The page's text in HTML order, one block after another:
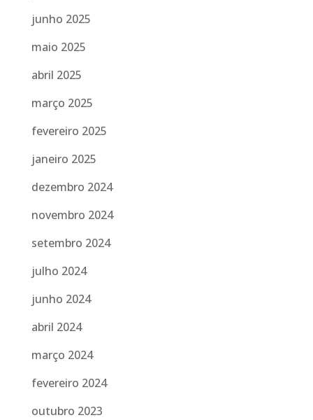
junho 2025
maio 2025
abril 2025
março 2025
fevereiro 2025
janeiro 2025
dezembro 2024
novembro 2024
setembro 2024
julho 2024
junho 2024
abril 2024
março 2024
fevereiro 2024
outubro 2023